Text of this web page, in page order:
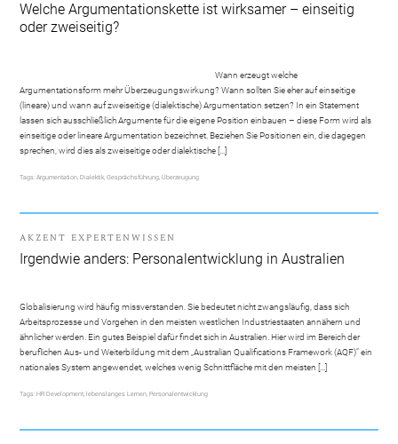
Welche Argumentationskette ist wirksamer – einseitig
oder zweiseitig?
Wann erzeugt welche
Argumentationsform mehr Überzeugungswirkung? Wann sollten Sie eher auf einseitige
(lineare) und wann auf zweiseitige (dialektische) Argumentation setzen? In ein Statement
lassen sich ausschließlich Argumente für die eigene Position einbauen – diese Form wird als
einseitige oder lineare Argumentation bezeichnet. Beziehen Sie Positionen ein, die dagegen
sprechen, wird dies als zweiseitige oder dialektische […]
Tags:Argumentation, Dialektik,Gesprächsführung,Überzeugung
AKZENT EXPERTENWISSEN
Irgendwie anders: Personalentwicklung in Australien
Globalisierung wird häufig missverstanden. Sie bedeutet nicht zwangsläufig, dass sich
Arbeitsprozesse und Vorgehen in den meisten westlichen Industriestaaten annähern und
ähnlicher werden. Ein gutes Beispiel dafür findet sich in Australien. Hier wird im Bereich der
beruflichen Aus- und Weiterbildung mit dem „Australian Qualifications Framework (AQF)“ ein
nationales System angewendet, welches wenig Schnittfläche mit den meisten […]
Tags: HR Development, lebenslanges Lernen, Personalentwicklung